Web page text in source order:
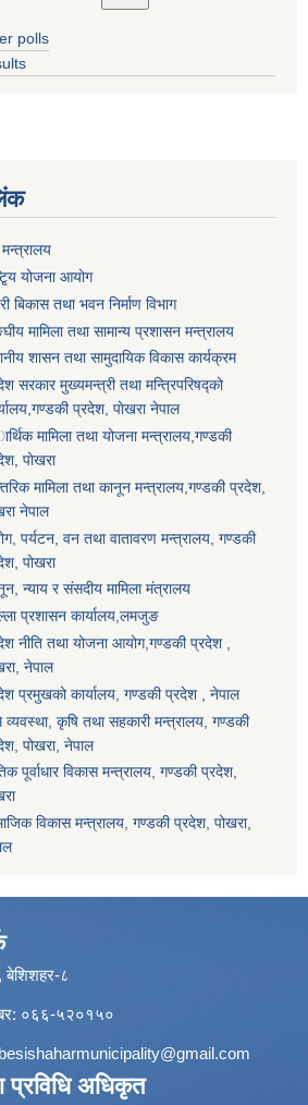
polls
योजना आयोग
बिकास तथा भवन निर्माण विभाग
मामिला तथा सामान्य प्रशासन मन्त्रालय
शासन तथा सामुदायिक विकास कार्यक्रम
सरकार मुख्यमन्त्री तथा मन्त्रिपरिषद्को
प्रदेश, पाेखरा नेपाल
मामिला तथा योजना मन्त्रालय,गण्डकी
पोखरा
मामिला तथा कानून मन्त्रालय,गण्डकी प्रदेश,
नेपाल
पर्यटन, वन तथा वातावरण मन्त्रालय, गण्डकी
पोखरा
न्याय र संसदीय मामिला मंत्रालय
प्रशासन कार्यालय,लमजुङ
नीति तथा योजना आयोग,गण्डकी प्रदेश ,
नेपाल
प्रमुखको कार्यालय, गण्डकी प्रदेश , नेपाल
व्यवस्था, कृषि तथा सहकारी मन्त्रालय, गण्डकी
पोखरा, नेपाल
पूर्वाधार विकास मन्त्रालय, गण्डकी प्रदेश,
विकास मन्त्रालय, गण्डकी प्रदेश, पोखरा,
बेशिशहर-८
०६६-५२०१५०
besishaharmunicipality@gmail.com
प्रविधि अधिकृत